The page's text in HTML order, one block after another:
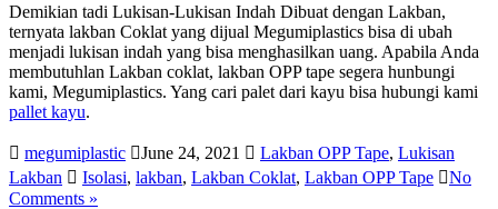
Demikian tadi Lukisan-Lukisan Indah Dibuat dengan Lakban,
ternyata lakban Coklat yang dijual Megumiplastics bisa di ubah
menjadi lukisan indah yang bisa menghasilkan uang. Apabila Anda
membutuhlan Lakban coklat, lakban OPP tape segera hunbungi
kami, Megumiplastics. Yang cari palet dari kayu bisa hubungi kami
pallet kayu.
megumiplastic June 24, 2021 Lakban OPP Tape, Lukisan
Lakban
Isolasi, lakban, Lakban Coklat, Lakban OPP Tape
No
Comments »